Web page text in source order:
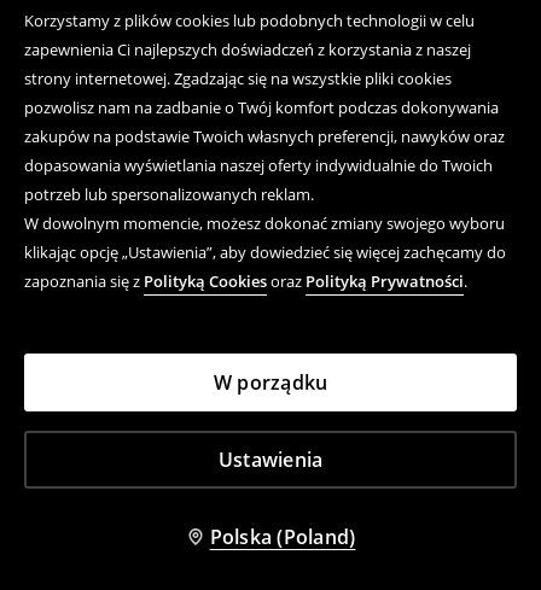
Korzystamy z plików cookies lub podobnych technologii w celu
zapewnienia Ci najlepszych doświadczeń z korzystania z naszej
strony internetowej. Zgadzając się na wszystkie pliki cookies
pozwolisz nam na zadbanie o Twój komfort podczas dokonywania
zakupów na podstawie Twoich własnych preferencji, nawyków oraz
dopasowania wyświetlania naszej oferty indywidualnie do Twoich
potrzeb lub spersonalizowanych reklam.
W dowolnym momencie, możesz dokonać zmiany swojego wyboru
klikając opcję „Ustawienia”, aby dowiedzieć się więcej zachęcamy do
zapoznania się z Polityką Cookiesoraz Polityką Prywatności.
Ustawienia
W porządku
Polska (Poland)
79,99 PLN
119,99 PLN